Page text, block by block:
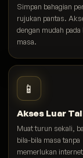
Simpan bahagian
rujukan pantas.
dengan mudah pada
masa.
📱
Akses Luar
Muat turun sekali,
bila-bila masa tanpa
memerlukan